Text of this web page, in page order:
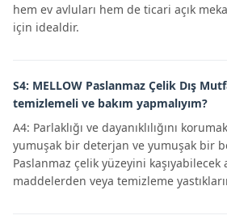
hem ev avluları hem de ticari açık
için idealdir.
S4: MELLOW Paslanmaz Çelik Dış
temizlemeli ve bakım yapmalıyım?
A4: Parlaklığı ve dayanıklılığını
yumuşak bir deterjan ve yumuşak bir
Paslanmaz çelik yüzeyini
maddelerden veya temizleme